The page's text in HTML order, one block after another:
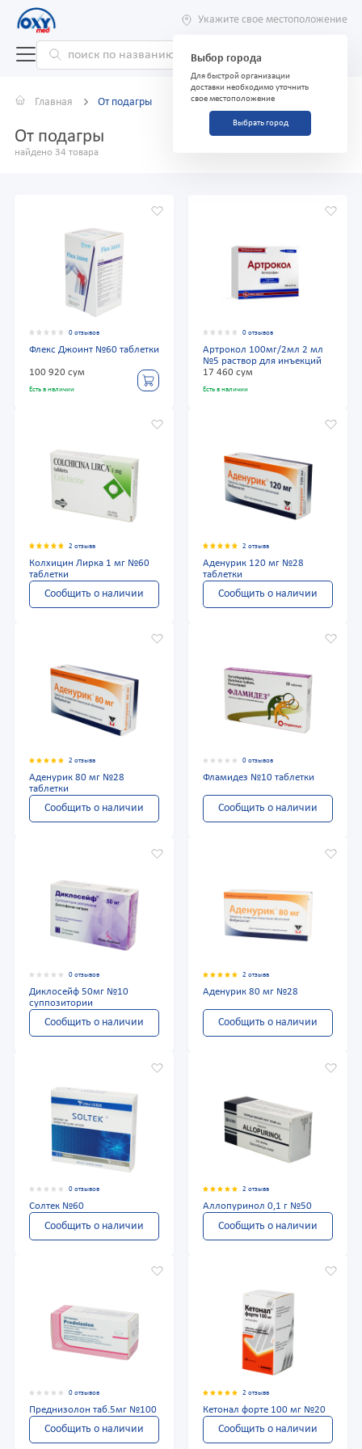
Укажите свое местоположение
Выбор города
Для быстрой организации
доставки необходимо уточнить
свое местоположение
Выбрать город
Главная От подагры
От подагры
найдено 34 товара
0 отзывов
Флекс Джоинт №60 таблетки
100 920 сум
Есть в наличии
0 отзывов
Артрокол 100мг/2мл 2 мл
№5 раствор для инъекций
17 460 сум
Есть в наличии
2 отзыва
Колхицин Лирка 1 мг №60
таблетки
Сообщить о наличии
2 отзыва
Аденурик 120 мг №28
таблетки
Сообщить о наличии
2 отзыва
Аденурик 80 мг №28
таблетки
Сообщить о наличии
0 отзывов
Фламидез №10 таблетки
Сообщить о наличии
0 отзывов
Диклосейф 50мг №10
суппозитории
Сообщить о наличии
2 отзыва
Аденурик 80 мг №28
Сообщить о наличии
0 отзывов
Солтек №60
Сообщить о наличии
2 отзыва
Аллопуринол 0,1 г №50
Сообщить о наличии
0 отзывов
Преднизолон таб.5мг №100
Сообщить о наличии
2 отзыва
Кетонал форте 100 мг №20
Сообщить о наличии